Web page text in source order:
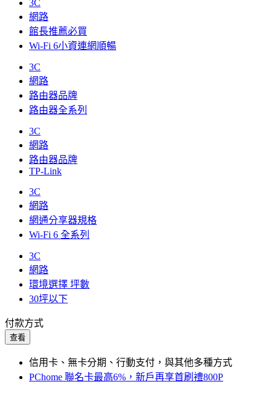
3C
網路
館長推薦必買
Wi-Fi 6小資連網順暢
3C
網路
路由器品牌
路由器全系列
3C
網路
路由器品牌
TP-Link
3C
網路
網通分享器規格
Wi-Fi 6 全系列
3C
網路
環境選擇 坪數
30坪以下
付款方式
查看
信用卡、無卡分期、行動支付，與其他多種方式
PChome 聯名卡最高6%，新戶再享首刷禮800P